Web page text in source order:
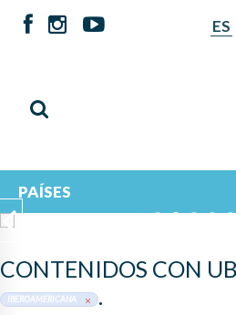
ES
PAÍSES
1 2 3 4 5
CONTENIDOS CON
IBEROAMERICANA .